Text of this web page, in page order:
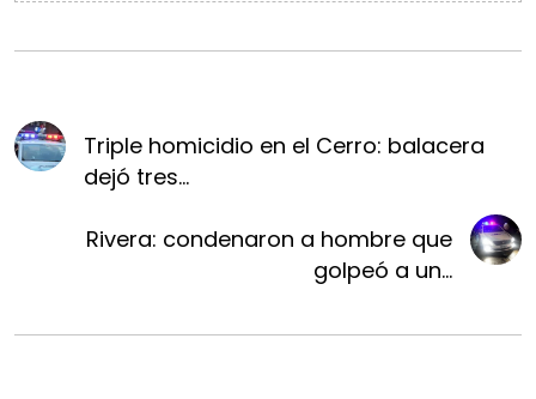
Triple homicidio en el Cerro: balacera
dejó tres...
Rivera: condenaron a hombre que
golpeó a un...